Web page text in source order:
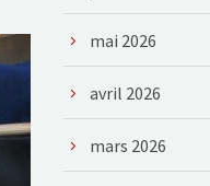
mai 2026
avril 2026
mars 2026